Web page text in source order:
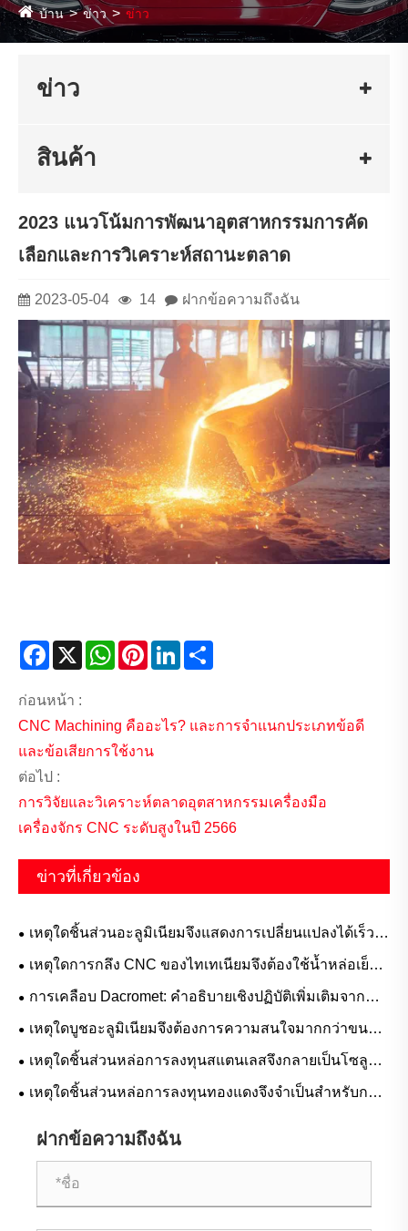
บ้าน ข่าว ข่าว
ข่าว
สินค้า
2023 แนวโน้มการพัฒนาอุตสาหกรรมการคัด
เลือกและการวิเคราะห์สถานะตลาด
2023-05-04 14 ฝากข้อความถึงฉัน
Facebook
X WhatsAppPinterestLinkedIn
ก่อนหน้า :
CNC Machining คืออะไร? และการจำแนกประเภทข้อดี
และข้อเสียการใช้งาน
ต่อไป :
การวิจัยและวิเคราะห์ตลาดอุตสาหกรรมเครื่องมือ
เครื่องจักร CNC ระดับสูงในปี 2566
ข่าวที่เกี่ยวข้อง
เหตุใดชิ้นส่วนอะลูมิเนียมจึงแสดงการเปลี่ยนแปลงได้เร็ว
กว่าเหล็กกล้า
เหตุใดการกลึง CNC ของไทเทเนียมจึงต้องใช้น้ำหล่อเย็น
แรงดันสูงและเครื่องมือพิเศษ
การเคลือบ Dacromet: คำอธิบายเชิงปฏิบัติเพิ่มเติมจาก
การใช้งานจริง
เหตุใดบูชอะลูมิเนียมจึงต้องการความสนใจมากกว่าขนาด
ที่แนะนำ
เหตุใดชิ้นส่วนหล่อการลงทุนสแตนเลสจึงกลายเป็นโซลูชัน
ที่เชื่อถือได้มากที่สุดสำหรับการผลิตที่มีความแม่นยำสูงใน
ปัจจุบัน
เหตุใดชิ้นส่วนหล่อการลงทุนทองแดงจึงจำเป็นสำหรับการ
ฝากข้อความถึงฉัน